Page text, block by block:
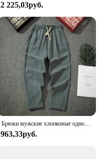
2 225,03руб.
Брюки мужские хлопковые однотонные, повседневные длинные штаны, дышащие прямые брюки-султанки с кулиской, мешковатые штаны, уличная одежда
963,33руб.